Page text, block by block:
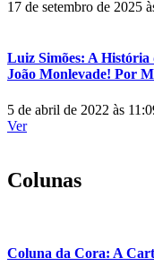
17 de setembro de 2025
Luiz Simões: A História
João Monlevade! Por
5 de abril de 2022 às
Ver
Colunas
Coluna da Cora: A